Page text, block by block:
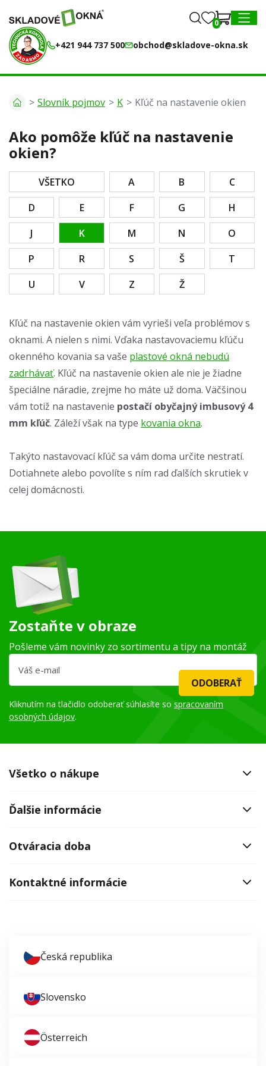
0
+421 944 737 500 obchod@skladove-okna.sk
0
Slovník pojmov K Kľúč na nastavenie okien
Ako pomôže kľúč na nastavenie
okien?
VŠETKO A B
C
D
E F G
H
J
K M N
O
P
R S Š
T
U
V Z Ž
Kľúč na nastavenie okien vám vyrieši veľa problémov s
oknami. A nielen s nimi. Vďaka nastavovaciemu kľúču
okenného kovania sa vaše plastové okná nebudú
zadrhávať. Kľúč na nastavenie okien ale nie je žiadne
špeciálne náradie, zrejme ho máte už doma. Väčšinou
vám totiž na nastavenie postačí obyčajný imbusový 4
mm kľúč. Záleží však na type kovania okna.
Takýto nastavovací kľúč sa vám doma určite nestratí.
Dotiahnete alebo povolíte s ním rad ďalších skrutiek v
celej domácnosti.
Zostaňte v obraze
Pošleme vám novinky zo sortimentu a tipy na montáž
ODOBERAŤ
Kliknutím na tlačidlo odoberať súhlasíte so spracovaním
osobných údajov.
Všetko o nákupe
Ďalšie informácie
Otváracia doba
Kontaktné informácie
Česká republika
Slovensko
Österreich